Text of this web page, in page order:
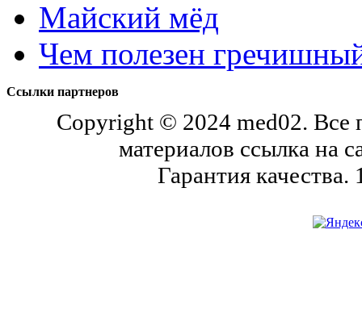
Майский мёд
Чем полезен
Ссылки партнеров
Copyright © 2024 med02. Все
материалов ссылка на
Гарантия